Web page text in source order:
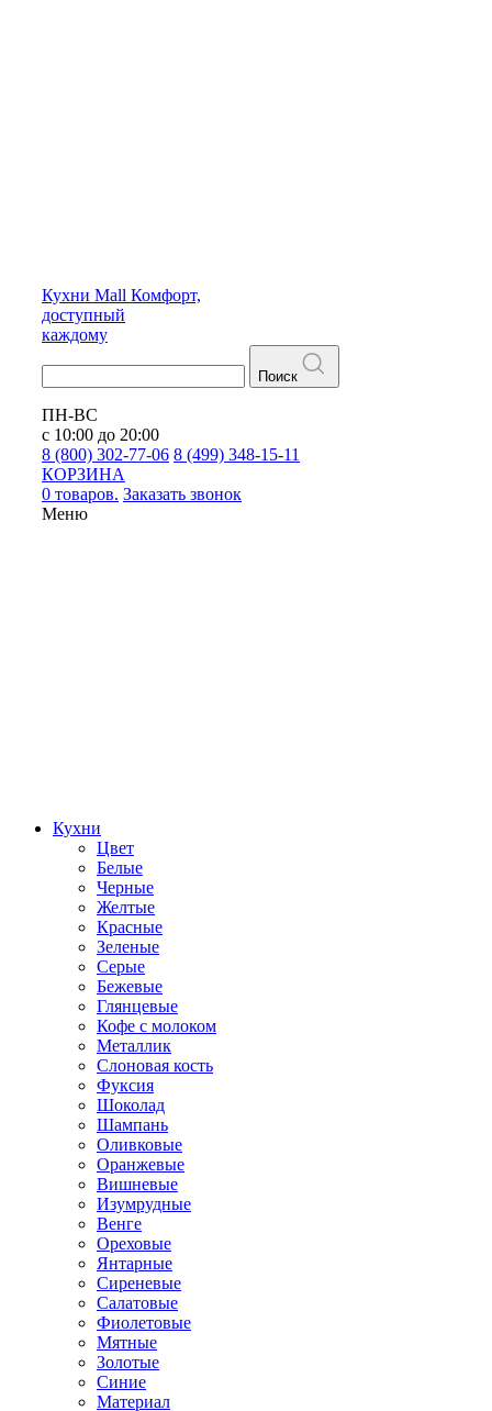
Кухни Mall Комфорт,
доступный
каждому
Поиск
ПН-ВС
с 10:00 до 20:00
8 (800) 302-77-06 8 (499) 348-15-11
КОРЗИНА
0 товаров. Заказать звонок
Меню
Кухни
Цвет
Белые
Черные
Желтые
Красные
Зеленые
Серые
Бежевые
Глянцевые
Кофе с молоком
Металлик
Слоновая кость
Фуксия
Шоколад
Шампань
Оливковые
Оранжевые
Вишневые
Изумрудные
Венге
Ореховые
Янтарные
Сиреневые
Салатовые
Фиолетовые
Мятные
Золотые
Синие
Материал